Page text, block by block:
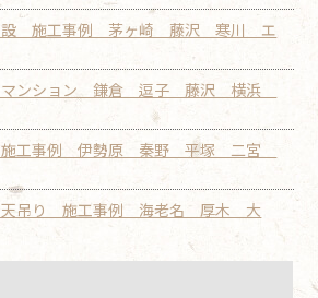
設 施工事例 茅ヶ崎 藤沢 寒川 エ
マンション 鎌倉 逗子 藤沢 横浜
施工事例 伊勢原 秦野 平塚 二宮
天吊り 施工事例 海老名 厚木 大